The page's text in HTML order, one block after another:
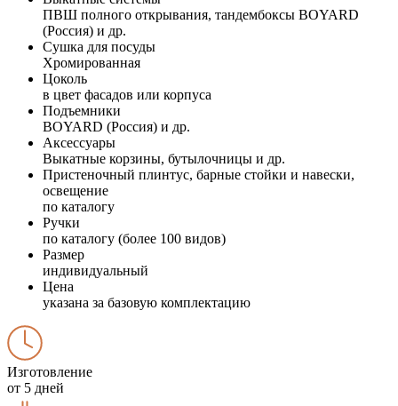
ПВШ полного открывания, тандембоксы BOYARD
(Россия) и др.
Сушка для посуды
Хромированная
Цоколь
в цвет фасадов или корпуса
Подъемники
BOYARD (Россия) и др.
Аксессуары
Выкатные корзины, бутылочницы и др.
Пристеночный плинтус, барные стойки и навески,
освещение
по каталогу
Ручки
по каталогу (более 100 видов)
Размер
индивидуальный
Цена
указана за базовую комплектацию
Изготовление
от 5 дней